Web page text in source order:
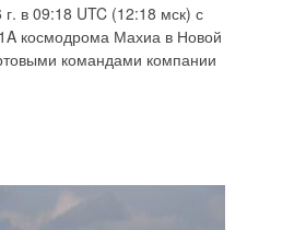
г. в 09:18 UTC (12:18 мск) с
космодрома Махиа в Новой
командами компании